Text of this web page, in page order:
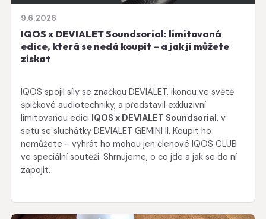
9.6.2026
IQOS x DEVIALET Soundsorial: limitovaná
edice, která se nedá koupit – a jak ji můžete
získat
IQOS spojil síly se značkou DEVIALET, ikonou ve světě
špičkové audiotechniky, a představil exkluzivní
limitovanou edici IQOS x DEVIALET Soundsorial. v
setu se sluchátky DEVIALET GEMINI II. Koupit ho
nemůžete - vyhrát ho mohou jen členové IQOS CLUB
ve speciální soutěži. Shrnujeme, o co jde a jak se do ní
zapojit.